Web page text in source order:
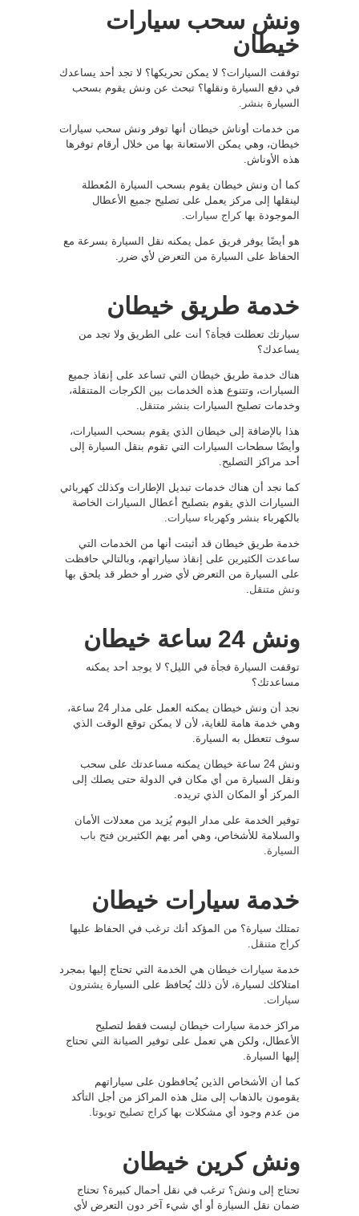
ونش سحب سيارات
خيطان
توقفت السيارات؟ لا يمكن تحريكها؟ لا تجد أحد يساعدك
في دفع السيارة ونقلها؟ تبحث عن ونش يقوم بسحب
السيارة بنشر
من خدمات أوناش خيطان أنها توفر ونش سحب سيارات
خيطان، وهي يمكن الاستعانة بها من خلال أرقام توفرها
هذه الأوناش.
كما أن ونش خيطان يقوم بسحب السيارة المُعطلة
لينقلها إلى مركز يعمل على تصليح جميع الأعطال
الموجودة بهاكراج سيارات
هو أيضًا يوفر فريق عمل يمكنه نقل السيارة بسرعة مع
الحفاظ على السيارة من التعرض لأي ضرر.
خدمة طريق خيطان
سيارتك تعطلت فجأة؟ أنت على الطريق ولا تجد من
يساعدك؟
هناك خدمة طريق خيطان التي تساعد على إنقاذ جميع
السيارات، وتتنوع هذه الخدمات بين الكرجات المتنقلة،
وخدمات تصليح السيارات بنشر متنقل
هذا بالإضافة إلى خيطان الذي يقوم بسحب السيارات،
وأيضًا سطحات السيارات التي تقوم بنقل السيارة إلى
أحد مراكز التصليح.
كما نجد أن هناك خدمات تبديل الإطارات وكذلك كهربائي
السيارات الذي يقوم بتصليح أعطال السيارات الخاصة
بالكهرباء بنشر وكهرباء سيارات
خدمة طريق خيطان قد أثبتت أنها من الخدمات التي
ساعدت الكثيرين على إنقاذ سياراتهم، وبالتالي حافظت
على السيارة من التعرض لأي ضرر أو خطر قد يلحق بها
ونش متنقل
ونش 24 ساعة خيطان
توقفت السيارة فجأة في الليل؟ لا يوجد أحد يمكنه
مساعدتك؟
نجد أن ونش خيطان يمكنه العمل على مدار 24 ساعة،
وهي خدمة هامة للغاية، لأن لا يمكن توقع الوقت الذي
سوف تتعطل به السيارة.
ونش 24 ساعة خيطان يمكنه مساعدتك على سحب
ونقل السيارة من أي مكان في الدولة حتى يصلك إلى
المركز أو المكان الذي تريده.
توفير الخدمة على مدار اليوم يُزيد من معدلات الأمان
والسلامة للأشخاص، وهي أمر يهم الكثيرين فتح باب
السيارة
خدمة سيارات خيطان
تمتلك سيارة؟ من المؤكد أنك ترغب في الحفاظ عليها
كراج متنقل
خدمة سيارات خيطان هي الخدمة التي تحتاج إليها بمجرد
امتلاكك لسيارة، لأن ذلك يُحافظ على السيارة يشترون
سيارات
مراكز خدمة سيارات خيطان ليست فقط لتصليح
الأعطال، ولكن هي تعمل على توفير الصيانة التي تحتاج
إليها السيارة.
كما أن الأشخاص الذين يُحافظون على سياراتهم
يقومون بالذهاب إلى مثل هذه المراكز من أجل التأكد
من عدم وجود أي مشكلات بهاكراج تصليح تويوتا
ونش كرين خيطان
تحتاج إلى ونش؟ ترغب في نقل أحمال كبيرة؟ تحتاج
ضمان نقل السيارة أو أي شيء آخر دون التعرض لأي